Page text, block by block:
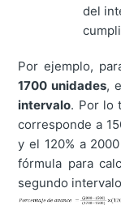
del
Por ejemplo,
1700 unidades,
intervalo. Por lo
corresponde a
y el 120% a
fórmula para
segundo